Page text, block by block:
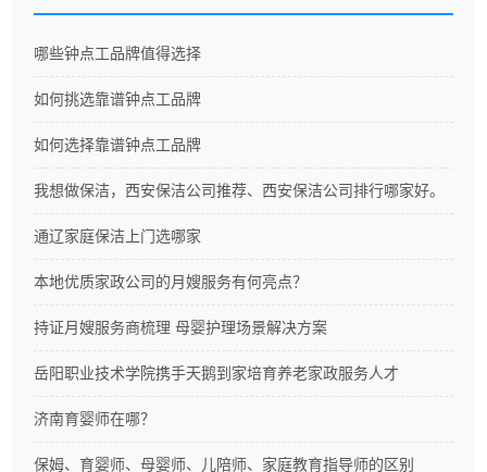
哪些钟点工品牌值得选择
如何挑选靠谱钟点工品牌
如何选择靠谱钟点工品牌
我想做保洁，西安保洁公司推荐、西安保洁公司排行哪家好。
通辽家庭保洁上门选哪家
本地优质家政公司的月嫂服务有何亮点？
持证月嫂服务商梳理 母婴护理场景解决方案
岳阳职业技术学院携手天鹅到家培育养老家政服务人才
济南育婴师在哪？
保姆、育婴师、母婴师、儿陪师、家庭教育指导师的区别